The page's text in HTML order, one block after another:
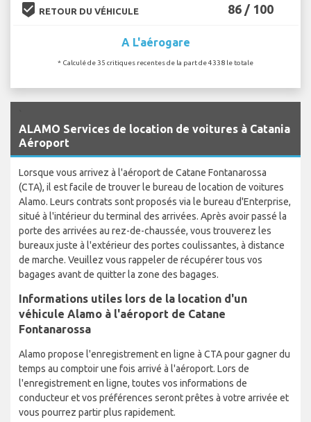
beenhere RETOUR DU VÉHICULE 86 / 100
A L'aérogare
* Calculé de 35 critiques recentes de la part de 4338 le totale
ALAMO Services de location de voitures à Catania
Aéroport
Lorsque vous arrivez à l'aéroport de Catane Fontanarossa
(CTA), il est facile de trouver le bureau de location de voitures
Alamo. Leurs contrats sont proposés via le bureau d'Enterprise,
situé à l'intérieur du terminal des arrivées. Après avoir passé la
porte des arrivées au rez-de-chaussée, vous trouverez les
bureaux juste à l'extérieur des portes coulissantes, à distance
de marche. Veuillez vous rappeler de récupérer tous vos
bagages avant de quitter la zone des bagages.
Informations utiles lors de la location d'un
véhicule Alamo à l'aéroport de Catane
Fontanarossa
Alamo propose l'enregistrement en ligne à CTA pour gagner du
temps au comptoir une fois arrivé à l'aéroport. Lors de
l'enregistrement en ligne, toutes vos informations de
conducteur et vos préférences seront prêtes à votre arrivée et
vous pourrez partir plus rapidement.